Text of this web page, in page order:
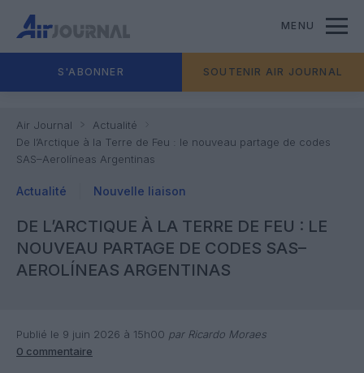
MENU
S'ABONNER SOUTENIR AIR JOURNAL
Air Journal
Actualité
De l’Arctique à la Terre de Feu : le nouveau partage de codes
SAS–Aerolíneas Argentinas
Actualité Nouvelle liaison
DE L’ARCTIQUE À LA TERRE DE FEU : LE
NOUVEAU PARTAGE DE CODES SAS–
AEROLÍNEAS ARGENTINAS
Publié le 9 juin 2026 à 15h00 par Ricardo Moraes
0 commentaire